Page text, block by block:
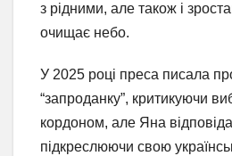
з рідними, але також і
очищає небо.
У 2025 році преса писала
“запроданку”, критикуючи
кордоном, але Яна
підкреслюючи свою